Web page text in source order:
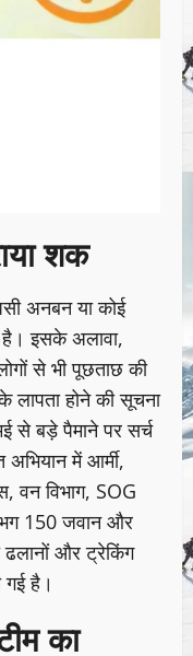
शक
अनबन या कोई
है। इसके अलावा,
से भी पूछताछ की
लापता होने की सूचना
से बड़े पैमाने पर सर्च
में आर्मी,
वन विभाग, SOG
150 जवान और
और ट्रेकिंग
है।
का